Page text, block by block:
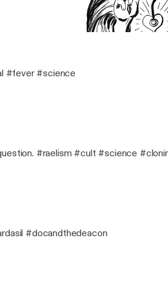
#fever #science
#raelism #cult #science
#docandthedeacon